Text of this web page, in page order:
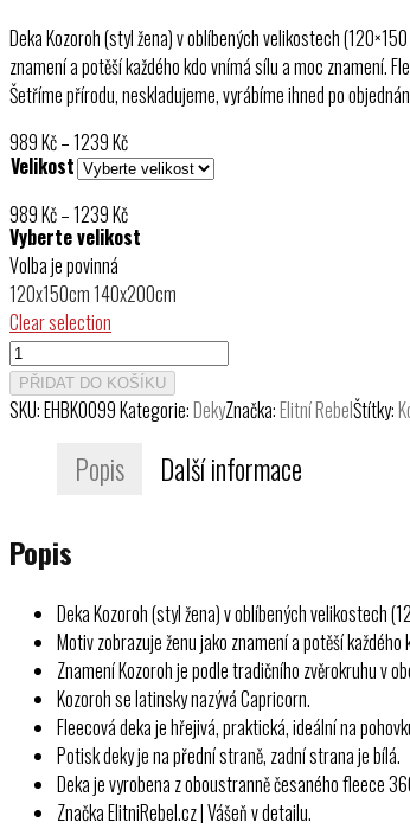
Deka Kozoroh (styl žena) v oblíbených velikostech
znamení a potěší každého kdo vnímá sílu a moc znamení.
Šetříme přírodu, neskladujeme, vyrábíme ihned po
989Kč–1239KčRozpětí
cen:
až
1239 Kč
Velikost
989Kč–1239KčRozpětí
cen:
až
Vyberte velikost
Volba je povinná
120x150cm 140x200cm
Clear selection
Deka
Kozoroh
(styl
PŘIDAT DO KOŠÍKU
SKU:EHBK0099Kategorie:DekyZnačka:Elitní RebelŠtítky:
Popis Další informace
Popis
Deka Kozoroh (styl žena) v oblíbených velikostech
Motiv zobrazuje ženu jako znamení a potěší
Znamení Kozoroh je podle tradičního zvěrokruhu v
Kozoroh se latinsky nazývá Capricorn.
Fleecová deka je hřejivá, praktická, ideální na
Potisk deky je na přední straně, zadní strana je bílá.
Deka je vyrobena z oboustranně česaného fleece
Značka ElitniRebel.cz | Vášeň v detailu.